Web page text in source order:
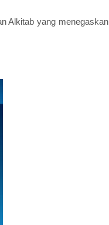
Alkitab yang menegaskan